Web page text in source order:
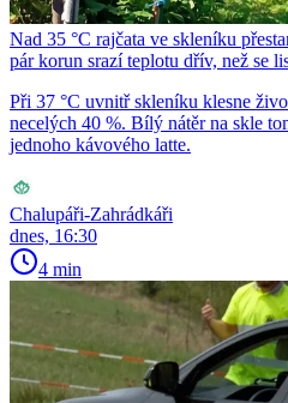
Nad 35 °C rajčata ve skleníku
pár korun srazí teplotu dřív, než se
Při 37 °C uvnitř skleníku klesne
necelých 40 %. Bílý nátěr na skle
jednoho kávového latte.
Chalupáři-Zahrádkáři
dnes, 16:30
4 min